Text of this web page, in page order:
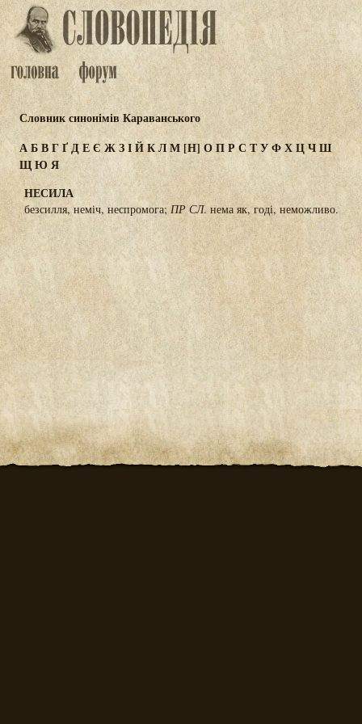
Словник синонімів Караванського
АБВГҐДЕЄ ЖЗІЙКЛМ [Н] ОПР С ТУФХЦЧШ
ЩЮ Я
НЕСИЛА
безсилля, неміч, неспромога;ПР СЛ. нема як, годі, неможливо.